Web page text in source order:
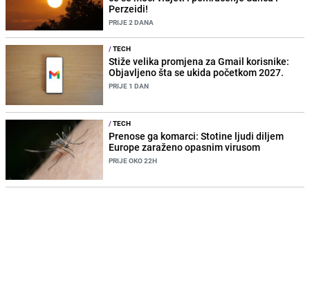
Perzeidi!
PRIJE 2 DANA
/TECH
Stiže velika promjena za Gmail korisnike:
Objavljeno šta se ukida početkom 2027.
PRIJE 1 DAN
/TECH
Prenose ga komarci: Stotine ljudi diljem
Europe zaraženo opasnim virusom
PRIJE OKO 22H